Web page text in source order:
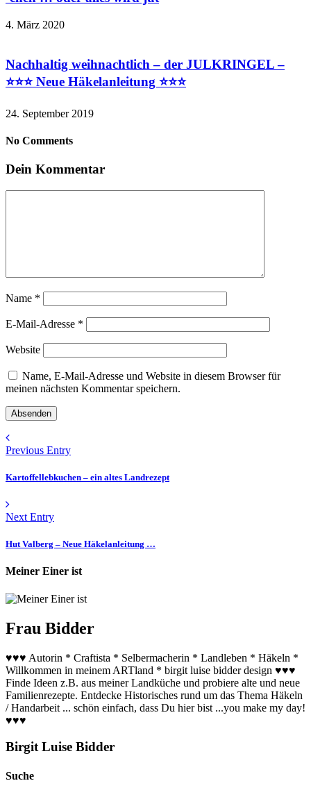
4. März 2020
Nachhaltig weihnachtlich – der JULKRINGEL –
⭐️⭐️⭐️ Neue Häkelanleitung ⭐️⭐️⭐️
24. September 2019
No Comments
Dein Kommentar
Name *
E-Mail-Adresse *
Website
Name, E-Mail-Adresse und Website in diesem Browser für
meinen nächsten Kommentar speichern.
Previous Entry
Kartoffellebkuchen – ein altes Landrezept
Next Entry
Hut Valberg – Neue Häkelanleitung …
Meiner Einer ist
Frau Bidder
♥♥♥ Autorin * Craftista * Selbermacherin * Landleben * Häkeln *
Willkommen in meinem ARTland * birgit luise bidder design ♥♥♥
Finde Ideen z.B. aus meiner Landküche und probiere alte und neue
Familienrezepte. Entdecke Historisches rund um das Thema Häkeln
/ Handarbeit ... schön einfach, dass Du hier bist ...you make my day!
♥♥♥
Birgit Luise Bidder
Suche